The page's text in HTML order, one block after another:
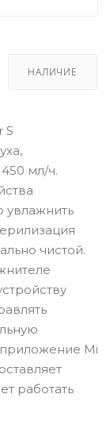
НАЛИЧИЕ
S
мл/ч.
увлажнить
чистой.
Mi
работать